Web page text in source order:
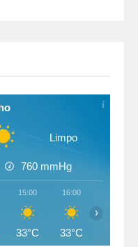
Limpo
760 mmHg
15:00
33°C
16:00
33°C
›